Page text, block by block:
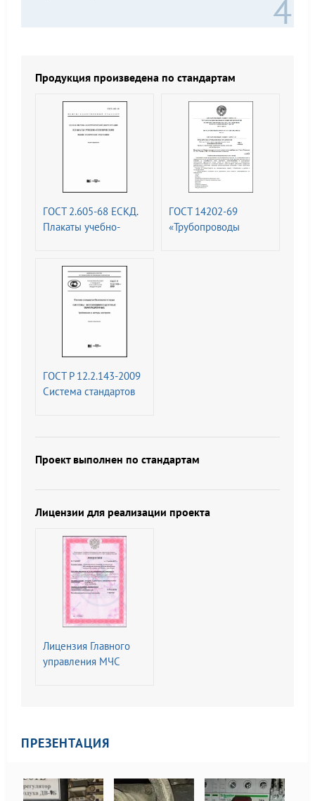
Продукция произведена по стандартам
ГОСТ 2.605-68 ЕСКД.
Плакаты учебно-
требования (с
Изменениями N 1, 2)
ГОСТ 14202-69
«Трубопроводы
ГОСТ Р 12.2.143-2009
Система стандартов
Требования и методы
Проект выполнен по стандартам
Лицензии для реализации проекта
Лицензия Главного
управления МЧС
обслуживанию и
пожарной
ПРЕЗЕНТАЦИЯ